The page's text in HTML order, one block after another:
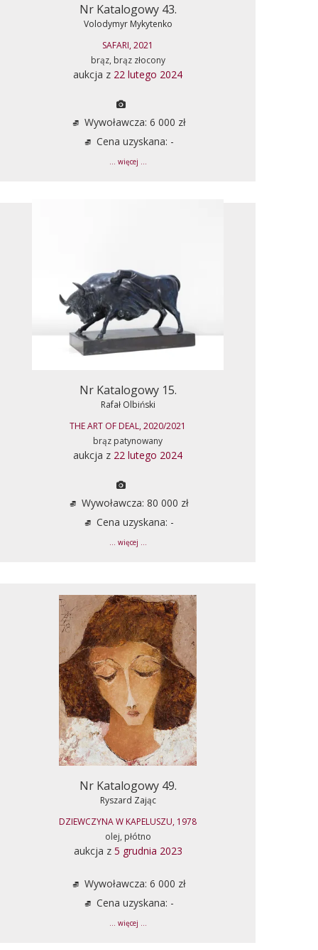
Nr Katalogowy 43.
Volodymyr Mykytenko
SAFARI, 2021
brąz, brąz złocony
aukcja z 22 lutego 2024
Wywoławcza: 6 000 zł
Cena uzyskana: -
... więcej ...
Nr Katalogowy 15.
Rafał Olbiński
THE ART OF DEAL, 2020/2021
brąz patynowany
aukcja z 22 lutego 2024
Wywoławcza: 80 000 zł
Cena uzyskana: -
... więcej ...
Nr Katalogowy 49.
Ryszard Zając
DZIEWCZYNA W KAPELUSZU, 1978
olej, płótno
aukcja z 5 grudnia 2023
Wywoławcza: 6 000 zł
Cena uzyskana: -
... więcej ...